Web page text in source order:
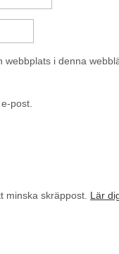
i denna
post.
minska skräppost. Lär